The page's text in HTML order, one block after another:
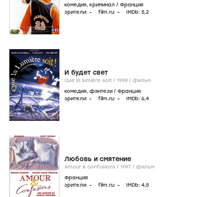
комедия, криминал / Франция
зрители: – film.ru: – IMDb: 5,2
И будет свет
Que la lumière soit / 1998 / фильм
комедия, фэнтези / Франция
зрители: – film.ru: – IMDb: 6,4
Любовь и смятение
Amour & confusions / 1997 / фильм
Франция
зрители: – film.ru: – IMDb: 4,5